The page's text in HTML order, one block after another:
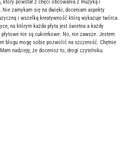
który powstał z chęci obcowania z muzyką i
zamykam się na dwięki, doceniam aspekty
i wszelką kreatywność którą wykazuje twórca.
na którym każda płyta jest świetna a każdy
płytowe nie są cukierkowe. No, nie zawsze. Jestem
blogu mogę sobie pozwolić na szczerość. Chętnie
nadzieję, że docenisz to, drogi czytelniku.